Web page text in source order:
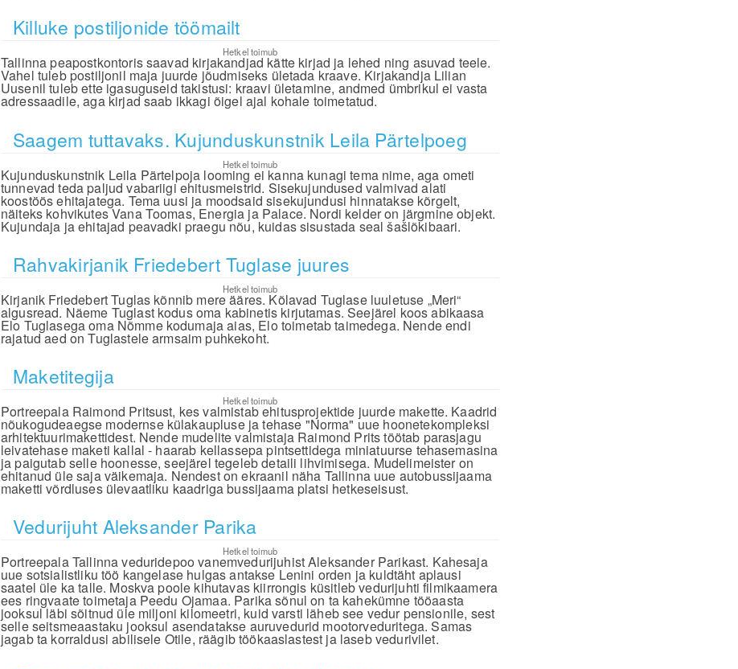
Killuke postiljonide töömailt
Hetkel toimub
Tallinna peapostkontoris saavad kirjakandjad kätte kirjad ja lehed ning asuvad teele.
Vahel tuleb postiljonil maja juurde jõudmiseks ületada kraave. Kirjakandja Lilian
Uusenil tuleb ette igasuguseid takistusi: kraavi ületamine, andmed ümbrikul ei vasta
adressaadile, aga kirjad saab ikkagi õigel ajal kohale toimetatud.
Saagem tuttavaks. Kujunduskunstnik Leila Pärtelpoeg
Hetkel toimub
Kujunduskunstnik Leila Pärtelpoja looming ei kanna kunagi tema nime, aga ometi
tunnevad teda paljud vabariigi ehitusmeistrid. Sisekujundused valmivad alati
koostöös ehitajatega. Tema uusi ja moodsaid sisekujundusi hinnatakse kõrgelt,
näiteks kohvikutes Vana Toomas, Energia ja Palace. Nordi kelder on järgmine objekt.
Kujundaja ja ehitajad peavadki praegu nõu, kuidas sisustada seal šašlõkibaari.
Rahvakirjanik Friedebert Tuglase juures
Hetkel toimub
Kirjanik Friedebert Tuglas kõnnib mere ääres. Kõlavad Tuglase luuletuse „Meri“
algusread. Näeme Tuglast kodus oma kabinetis kirjutamas. Seejärel koos abikaasa
Elo Tuglasega oma Nõmme kodumaja aias, Elo toimetab taimedega. Nende endi
rajatud aed on Tuglastele armsaim puhkekoht.
Maketitegija
Hetkel toimub
Portreepala Raimond Pritsust, kes valmistab ehitusprojektide juurde makette. Kaadrid
nõukogudeaegse modernse külakaupluse ja tehase "Norma" uue hoonetekompleksi
arhitektuurimakettidest. Nende mudelite valmistaja Raimond Prits töötab parasjagu
leivatehase maketi kallal - haarab kellassepa pintsettidega miniatuurse tehasemasina
ja paigutab selle hoonesse, seejärel tegeleb detaili lihvimisega. Mudelimeister on
ehitanud üle saja väikemaja. Nendest on ekraanil näha Tallinna uue autobussijaama
maketti võrdluses ülevaatliku kaadriga bussijaama platsi hetkeseisust.
Vedurijuht Aleksander Parika
Hetkel toimub
Portreepala Tallinna veduridepoo vanemvedurijuhist Aleksander Parikast. Kahesaja
uue sotsialistliku töö kangelase hulgas antakse Lenini orden ja kuldtäht aplausi
saatel üle ka talle. Moskva poole kihutavas kiirrongis küsitleb vedurijuhti filmikaamera
ees ringvaate toimetaja Peedu Ojamaa. Parika sõnul on ta kahekümne tööaasta
jooksul läbi sõitnud üle miljoni kilomeetri, kuid varsti läheb see vedur pensionile, sest
selle seitsmeaastaku jooksul asendatakse auruvedurid mootorveduritega. Samas
jagab ta korraldusi abilisele Otile, räägib töökaaslastest ja laseb vedurivilet.